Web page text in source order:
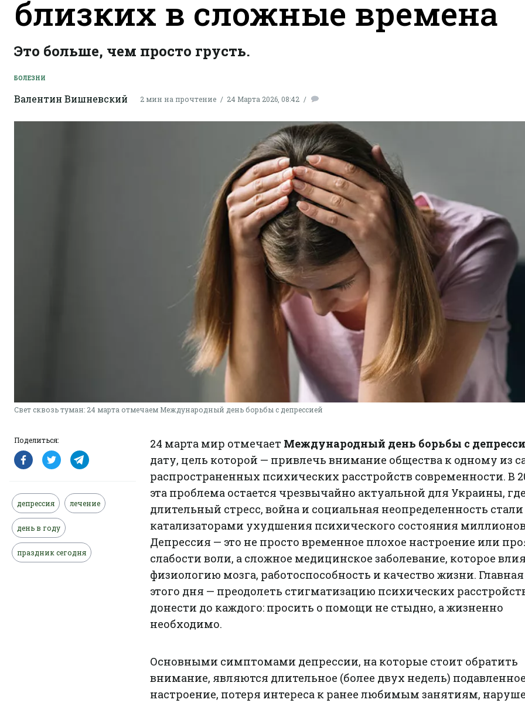
близких в сложные времена
Это больше, чем просто грусть.
БОЛЕЗНИ
Валентин Вишневский 2 мин на прочтение 24 Марта 2026, 08:42
Свет сквозь туман: 24 марта отмечаем Международный день борьбы с депрессией
Поделиться:
депрессия лечение
день в году
праздник сегодня
24 марта мир отмечает Международный день борьбы с
дату, цель которой — привлечь внимание общества к одному из
распространенных психических расстройств современности. В
эта проблема остается чрезвычайно актуальной для Украины,
длительный стресс, война и социальная неопределенность стали
катализаторами ухудшения психического состояния
Депрессия — это не просто временное плохое настроение или
слабости воли, а сложное медицинское заболевание, которое
физиологию мозга, работоспособность и качество жизни. Главная
этого дня — преодолеть стигматизацию психических
донести до каждого: просить о помощи не стыдно, а жизненно
необходимо.
Основными симптомами депрессии, на которые стоит обратить
внимание, являются длительное (более двух недель)
настроение, потеря интереса к ранее любимым занятиям,